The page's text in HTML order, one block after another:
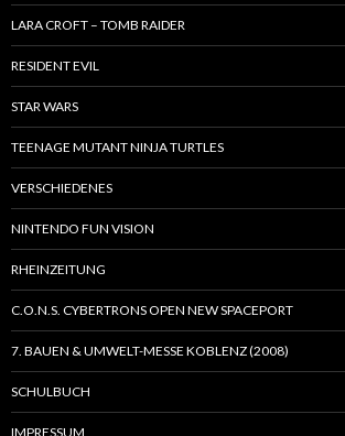
LARA CROFT – TOMB RAIDER
RESIDENT EVIL
STAR WARS
TEENAGE MUTANT NINJA TURTLES
VERSCHIEDENES
NINTENDO FUN VISION
RHEINZEITUNG
C.O.N.S. CYBERTRONS OPEN NEW SPACEPORT
7. BAUEN & UMWELT-MESSE KOBLENZ (2008)
SCHULBUCH
IMPRESSUM